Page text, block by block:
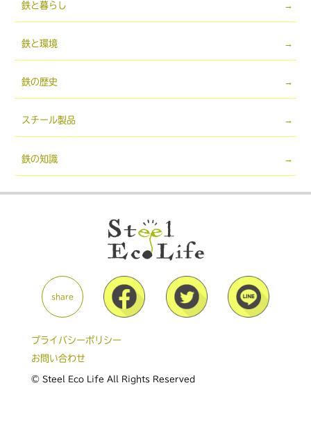
鉄と暮らし
鉄と環境
鉄の歴史
スチール製品
鉄の知識
share
プライバシーポリシー
お問い合わせ
© Steel Eco Life All Rights Reserved